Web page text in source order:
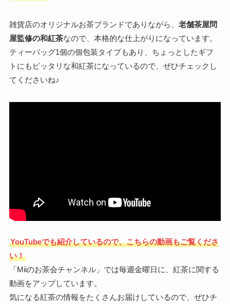
雑貨店のオリジナルお茶ブランドでありながら、 老舗茶屋問
屋監修の和紅茶なので、本格的な仕上がりになっています。
ティーバッグ1個の個包装タイプもあり、ちょっとしたギフ
トにもピッタリな和紅茶になっているので、ぜひチェックし
てくださいね♪
YouTubeでも紹介しているので、こちらの動画もご覧くださ
い！
「Miiのお茶会チャンネル」では毎週金曜日に、紅茶に関する
動画をアップしています。
気になる紅茶の情報をたくさんお届けしているので、ぜひチ